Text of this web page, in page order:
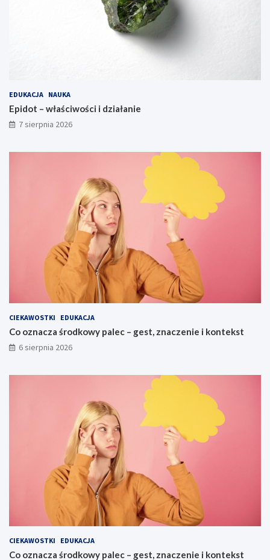
EDUKACJA NAUKA
Epidot – właściwości i działanie
7 sierpnia 2026
CIEKAWOSTKI EDUKACJA
Co oznacza środkowy palec – gest, znaczenie i kontekst
6 sierpnia 2026
CIEKAWOSTKI EDUKACJA
Co oznacza środkowy palec – gest, znaczenie i kontekst